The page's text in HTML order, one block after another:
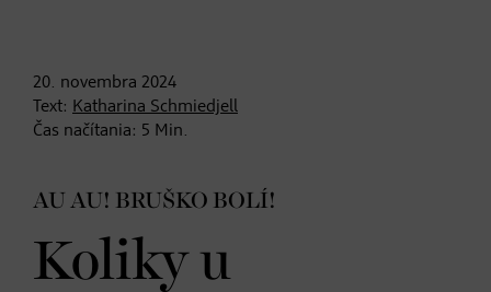
20. novembra 2024
Text: Katharina Schmiedjell
Čas načítania: 5 Min.
AU AU! BRUŠKO BOLÍ!
Koliky u